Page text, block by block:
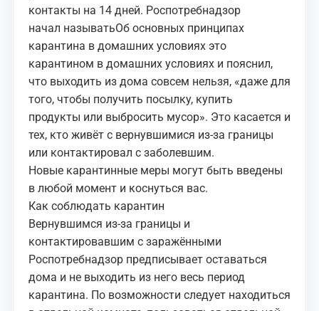
контакты на 14 дней. Роспотребнадзор
начал называтьОб основных принципах
карантина в домашних условиях это
карантином в домашних условиях и пояснил,
что выходить из дома совсем нельзя, «даже для
того, чтобы получить посылку, купить
продукты или выбросить мусор». Это касается и
тех, кто живёт с вернувшимися из‑за границы
или контактировал с заболевшим.
Новые карантинные меры могут быть введены
в любой момент и коснуться вас.
Как соблюдать карантин
Вернувшимся из‑за границы и
контактировавшим с заражёнными
Роспотребнадзор предписывает оставаться
дома и не выходить из него весь период
карантина. По возможности следует находиться